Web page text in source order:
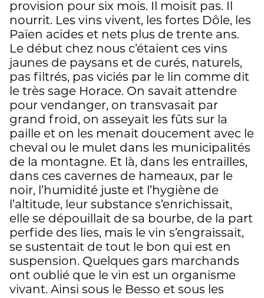
provision pour six mois. Il moisit pas. Il
nourrit. Les vins vivent, les fortes Dôle, les
Païen acides et nets plus de trente ans.
Le début chez nous c’étaient ces vins
jaunes de paysans et de curés, naturels,
pas filtrés, pas viciés par le lin comme dit
le très sage Horace. On savait attendre
pour vendanger, on transvasait par
grand froid, on asseyait les fûts sur la
paille et on les menait doucement avec le
cheval ou le mulet dans les municipalités
de la montagne. Et là, dans les entrailles,
dans ces cavernes de hameaux, par le
noir, l’humidité juste et l’hygiène de
l’altitude, leur substance s’enrichissait,
elle se dépouillait de sa bourbe, de la part
perfide des lies, mais le vin s’engraissait,
se sustentait de tout le bon qui est en
suspension. Quelques gars marchands
ont oublié que le vin est un organisme
vivant. Ainsi sous le Besso et sous les